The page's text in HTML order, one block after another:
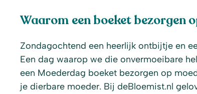
Waarom een boeket bezorgen
Zondagochtend een heerlijk ontbijtje en
Een dag waarop we die onvermoeibare
een Moederdag boeket bezorgen op
je dierbare moeder. Bij deBloemist.nl